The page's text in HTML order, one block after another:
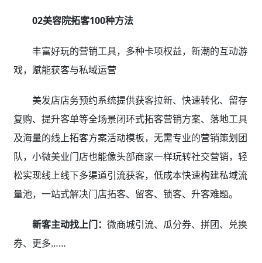
02美容院拓客100种方法
丰富好玩的营销工具，多种卡项权益，新潮的互动游
戏，赋能获客与私域运营
美发店店务预约系统提供获客拉新、快速转化、留存
复购、提升客单等全场景闭环式拓客营销方案、落地工具
及海量的线上拓客方案活动模板，无需专业的营销策划团
队，小微美业门店也能像头部商家一样玩转社交营销，轻
松实现线上线下多渠道引流获客，低成本快速构建私域流
量池，一站式解决门店拓客、留客、锁客、升客难题。
新客主动找上门： 微商城引流、瓜分券、拼团、兑换
券、更多……